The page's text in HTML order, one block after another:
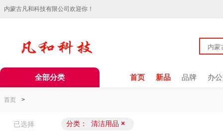
内蒙古凡和科技有限公司欢迎你！
全部分类 首页 新品 品牌 办
首页 >
已选择 分类： 清洁用品 ×